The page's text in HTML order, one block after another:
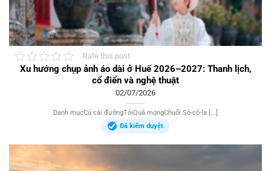
Rate this post
Xu hướng chụp ảnh áo dài ở Huế 2026–2027: Thanh lịch,
cổ điển và nghệ thuật
02/07/2026
Danh mụcCủ cải đườngTỏiQuả mọngChuối Sô-cô-la [...]
Đã kiểm duyệt